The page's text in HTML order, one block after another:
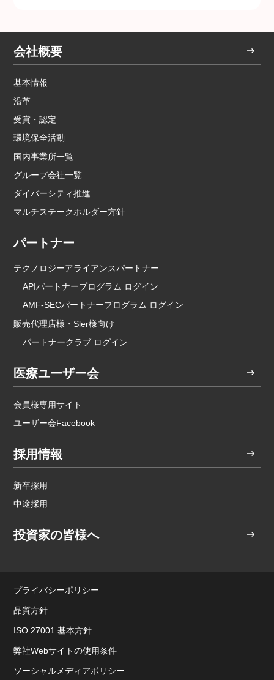
会社概要
基本情報
沿革
受賞・認定
環境保全活動
国内事業所一覧
グループ会社一覧
ダイバーシティ推進
マルチステークホルダー方針
パートナー
テクノロジーアライアンスパートナー
APIパートナープログラム ログイン
AMF-SECパートナープログラム ログイン
販売代理店様・Sler様向け
パートナークラブ ログイン
医療ユーザー会
会員様専用サイト
ユーザー会Facebook
採用情報
新卒採用
中途採用
投資家の皆様へ
プライバシーポリシー
品質方針
ISO 27001 基本方針
弊社Webサイトの使用条件
ソーシャルメディアポリシー